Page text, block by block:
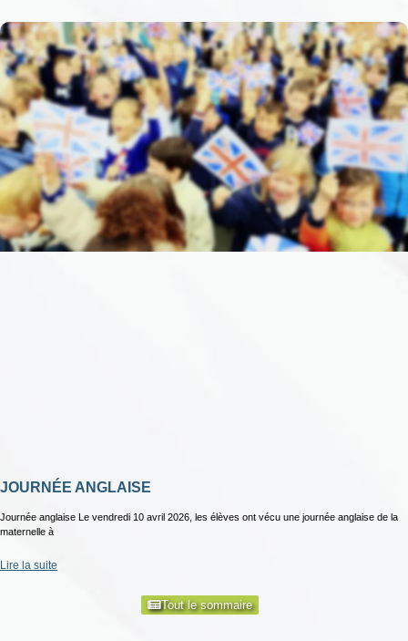
JOURNÉE ANGLAISE
Journée anglaise Le vendredi 10 avril 2026, les élèves ont vécu une journée anglaise de la
maternelle à
Lire la suite
Tout le sommaire